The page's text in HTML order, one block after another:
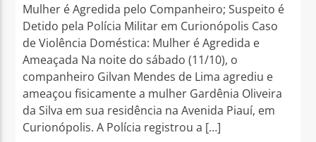
Mulher é Agredida pelo Companheiro; Suspeito é
Detido pela Polícia Militar em Curionópolis Caso
de Violência Doméstica: Mulher é Agredida e
Ameaçada Na noite do sábado (11/10), o
companheiro Gilvan Mendes de Lima agrediu e
ameaçou fisicamente a mulher Gardênia Oliveira
da Silva em sua residência na Avenida Piauí, em
Curionópolis. A Polícia registrou a […]